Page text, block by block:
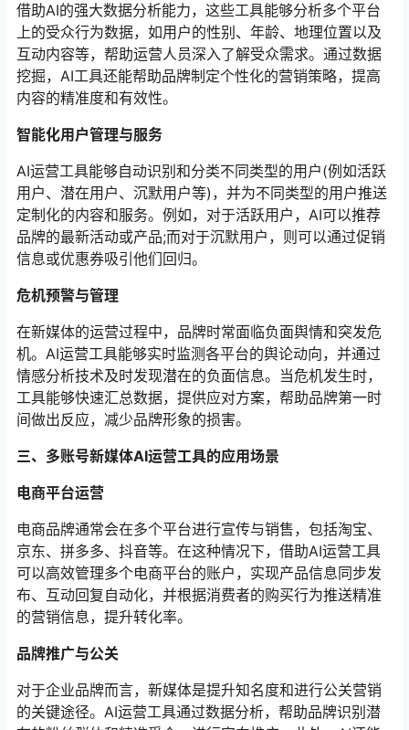
借助AI的强大数据分析能力，这些工具能够分析多个平台
上的受众行为数据，如用户的性别、年龄、地理位置以及
互动内容等，帮助运营人员深入了解受众需求。通过数据
挖掘，AI工具还能帮助品牌制定个性化的营销策略，提高
内容的精准度和有效性。
智能化用户管理与服务
AI运营工具能够自动识别和分类不同类型的用户(例如活跃
用户、潜在用户、沉默用户等)，并为不同类型的用户推送
定制化的内容和服务。例如，对于活跃用户，AI可以推荐
品牌的最新活动或产品;而对于沉默用户，则可以通过促销
信息或优惠券吸引他们回归。
危机预警与管理
在新媒体的运营过程中，品牌时常面临负面舆情和突发危
机。AI运营工具能够实时监测各平台的舆论动向，并通过
情感分析技术及时发现潜在的负面信息。当危机发生时，
工具能够快速汇总数据，提供应对方案，帮助品牌第一时
间做出反应，减少品牌形象的损害。
三、多账号新媒体AI运营工具的应用场景
电商平台运营
电商品牌通常会在多个平台进行宣传与销售，包括淘宝、
京东、拼多多、抖音等。在这种情况下，借助AI运营工具
可以高效管理多个电商平台的账户，实现产品信息同步发
布、互动回复自动化，并根据消费者的购买行为推送精准
的营销信息，提升转化率。
品牌推广与公关
对于企业品牌而言，新媒体是提升知名度和进行公关营销
的关键途径。AI运营工具通过数据分析，帮助品牌识别潜